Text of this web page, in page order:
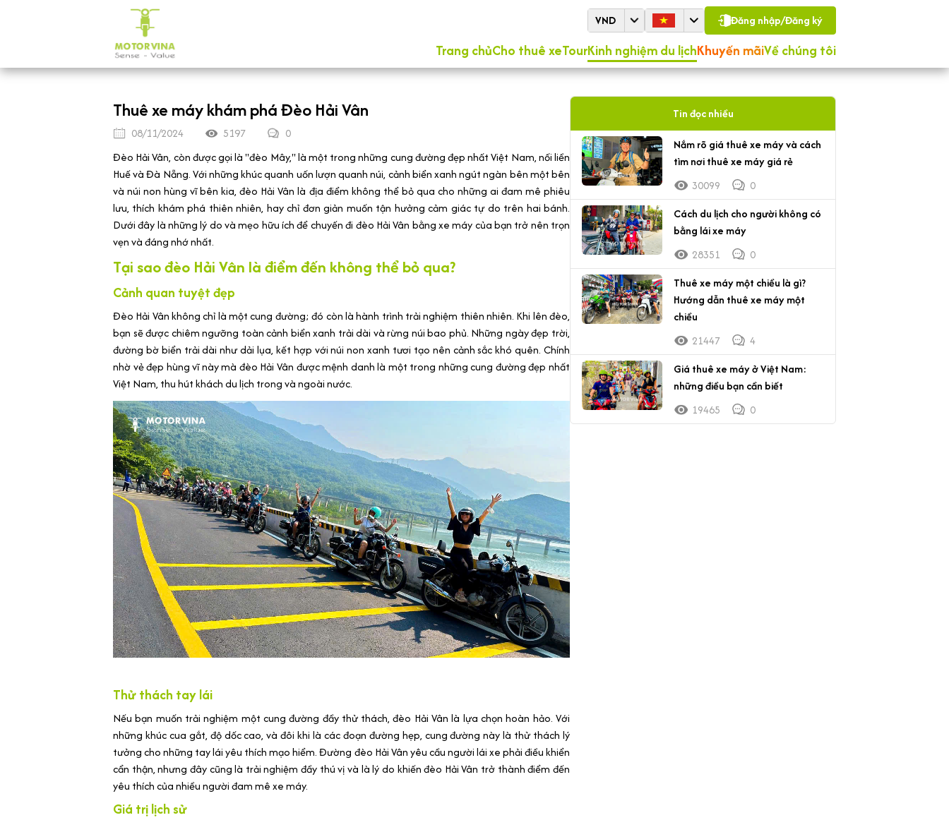
VND Đăng nhập/Đăng ký
Trang chủCho thuê xeTourKinh nghiệm du lịchKhuyến mãiVề chúng tôi
Thuê xe máy khám phá Đèo Hải Vân
08/11/2024 5197
0
Đèo Hải Vân, còn được gọi là "đèo Mây," là một trong những cung đường đẹp nhất Việt Nam, nối liền
Huế và Đà Nẵng. Với những khúc quanh uốn lượn quanh núi, cảnh biển xanh ngút ngàn bên một bên
và núi non hùng vĩ bên kia, đèo Hải Vân là địa điểm không thể bỏ qua cho những ai đam mê phiêu
lưu, thích khám phá thiên nhiên, hay chỉ đơn giản muốn tận hưởng cảm giác tự do trên hai bánh.
Dưới đây là những lý do và mẹo hữu ích để chuyến đi đèo Hải Vân bằng xe máy của bạn trở nên trọn
vẹn và đáng nhớ nhất.
Tại sao đèo Hải Vân là điểm đến không thể bỏ qua?
Cảnh quan tuyệt đẹp
Đèo Hải Vân không chỉ là một cung đường; đó còn là hành trình trải nghiệm thiên nhiên. Khi lên đèo,
bạn sẽ được chiêm ngưỡng toàn cảnh biển xanh trải dài và rừng núi bao phủ. Những ngày đẹp trời,
đường bờ biển trải dài như dải lụa, kết hợp với núi non xanh tươi tạo nên cảnh sắc khó quên. Chính
nhờ vẻ đẹp hùng vĩ này mà đèo Hải Vân được mệnh danh là một trong những cung đường đẹp nhất
Việt Nam, thu hút khách du lịch trong và ngoài nước.
Thử thách tay lái
Nếu bạn muốn trải nghiệm một cung đường đầy thử thách, đèo Hải Vân là lựa chọn hoàn hảo. Với
những khúc cua gắt, độ dốc cao, và đôi khi là các đoạn đường hẹp, cung đường này là thử thách lý
tưởng cho những tay lái yêu thích mạo hiểm. Đường đèo Hải Vân yêu cầu người lái xe phải điều khiển
cẩn thận, nhưng đây cũng là trải nghiệm đầy thú vị và là lý do khiến đèo Hải Vân trở thành điểm đến
yêu thích của nhiều người đam mê xe máy.
Giá trị lịch sử
Tin đọc nhiều
Nắm rõ giá thuê xe máy và cách
tìm nơi thuê xe máy giá rẻ
30099
0
Cách du lịch cho người không có
bằng lái xe máy
28351
0
Thuê xe máy một chiều là gì?
Hướng dẫn thuê xe máy một
chiều
21447
4
Giá thuê xe máy ở Việt Nam:
những điều bạn cần biết
19465
0